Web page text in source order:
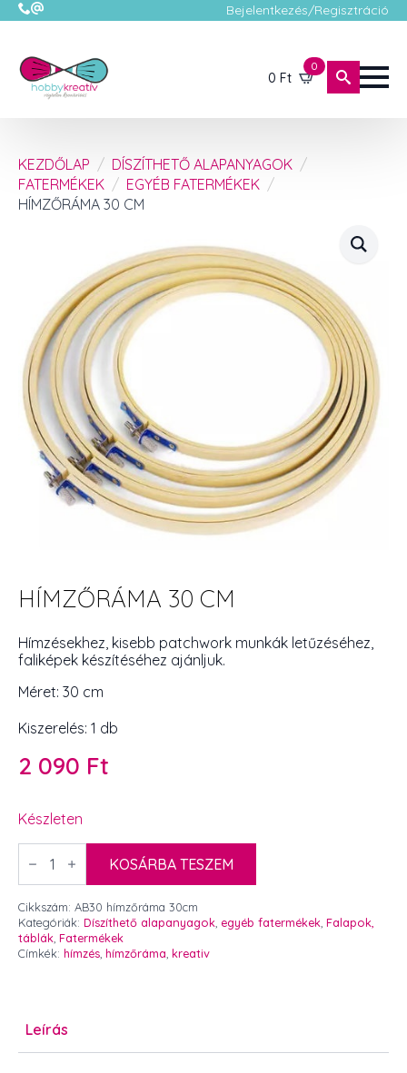
Bejelentkezés/Regisztráció
0 Ft
0
KEZDŐLAP
DÍSZÍTHETŐ ALAPANYAGOK
FATERMÉKEK
EGYÉB FATERMÉKEK
HÍMZŐRÁMA 30 CM
HÍMZŐRÁMA 30 CM
Hímzésekhez, kisebb patchwork munkák letűzéséhez,
faliképek készítéséhez ajánljuk.
Méret: 30 cm
Kiszerelés: 1 db
2 090 Ft
Készleten
Hímzőráma
30
KOSÁRBA TESZEM
Cikkszám: AB30 hímzőráma 30cm
Kategóriák: Díszíthető alapanyagok, egyéb fatermékek, Falapok,
táblák, Fatermékek
Címkék: hímzés, hímzőráma, kreativ
Leírás